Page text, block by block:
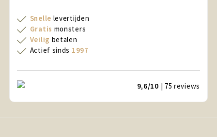
Snelle levertijden
Gratis monsters
Veilig betalen
Actief sinds 1997
9,6/10 | 75reviews